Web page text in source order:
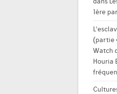
1ère
(partie
Watch
Houria